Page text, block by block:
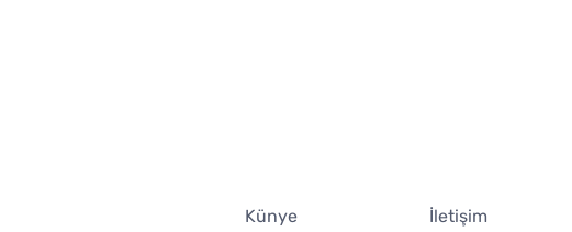
Künye İletişim